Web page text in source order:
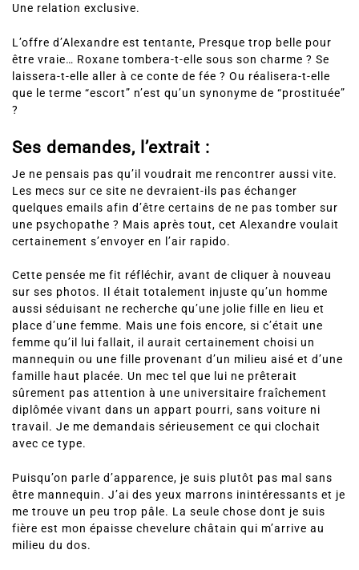
Une relation exclusive.
L’offre d’Alexandre est tentante, Presque trop belle pour
être vraie… Roxane tombera-t-elle sous son charme ? Se
laissera-t-elle aller à ce conte de fée ? Ou réalisera-t-elle
que le terme “escort” n’est qu’un synonyme de “prostituée”
?
Ses demandes, l’extrait :
Je ne pensais pas qu’il voudrait me rencontrer aussi vite.
Les mecs sur ce site ne devraient-ils pas échanger
quelques emails afin d’être certains de ne pas tomber sur
une psychopathe ? Mais après tout, cet Alexandre voulait
certainement s’envoyer en l’air rapido.
Cette pensée me fit réfléchir, avant de cliquer à nouveau
sur ses photos. Il était totalement injuste qu’un homme
aussi séduisant ne recherche qu’une jolie fille en lieu et
place d’une femme. Mais une fois encore, si c’était une
femme qu’il lui fallait, il aurait certainement choisi un
mannequin ou une fille provenant d’un milieu aisé et d’une
famille haut placée. Un mec tel que lui ne prêterait
sûrement pas attention à une universitaire fraîchement
diplômée vivant dans un appart pourri, sans voiture ni
travail. Je me demandais sérieusement ce qui clochait
avec ce type.
Puisqu’on parle d’apparence, je suis plutôt pas mal sans
être mannequin. J’ai des yeux marrons inintéressants et je
me trouve un peu trop pâle. La seule chose dont je suis
fière est mon épaisse chevelure châtain qui m’arrive au
milieu du dos.